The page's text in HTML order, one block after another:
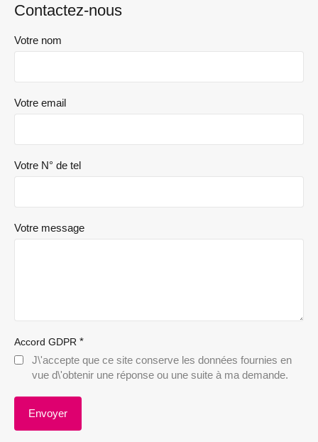
Contactez-nous
Votre nom
Votre email
Votre N° de tel
Votre message
Accord GDPR *
J\'accepte que ce site conserve les données fournies en
vue d\'obtenir une réponse ou une suite à ma demande.